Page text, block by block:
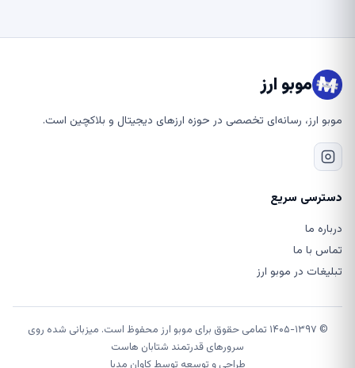
موبو ارز
موبو ارز، رسانه‌ای تخصصی در حوزه ارزهای دیجیتال و بلاکچین است.
دسترسی سریع
درباره ما
تماس با ما
تبلیغات در موبو ارز
© ۱۴۰۵-۱۳۹۷ تمامی حقوق برای موبو ارز محفوظ است. میزبانی شده روی
سرورهای قدرتمند شتابان هاست